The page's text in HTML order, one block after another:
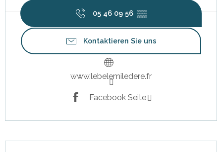
05 46 09 56 ▒▒
Kontaktieren Sie uns
www.lebelemiledere.fr
Facebook Seite